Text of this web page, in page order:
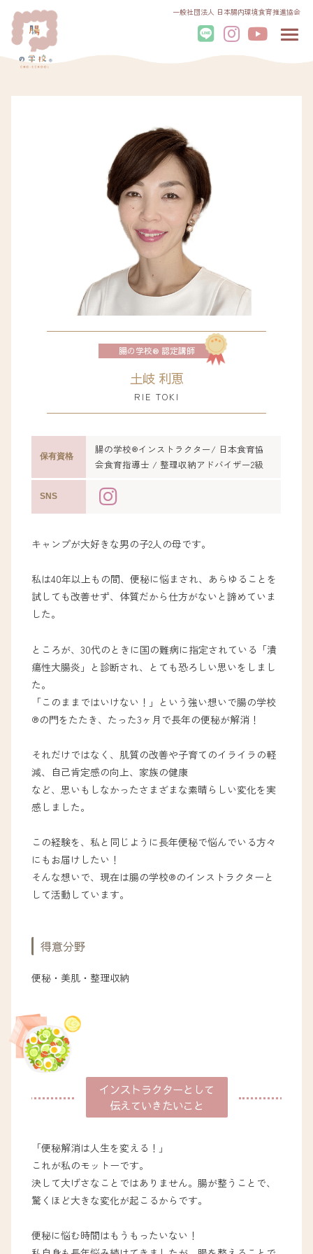
一般社団法人 日本腸内環境食育推進協会
土岐 利恵
RIE TOKI
保有資格
腸の学校®︎インストラクター/ 日本食育協
会食育指導士 / 整理収納アドバイザー2級
SNS
キャンプが大好きな男の子2人の母です。
私は40年以上もの間、便秘に悩まされ、あらゆることを
試しても改善せず、体質だから仕方がないと諦めていま
した。
ところが、30代のときに国の難病に指定されている「潰
瘍性大腸炎」と診断され、とても恐ろしい思いをしまし
た。
「このままではいけない！」という強い想いで腸の学校
®の門をたたき、たった3ヶ月で長年の便秘が解消！
それだけではなく、肌質の改善や子育てのイライラの軽
減、自己肯定感の向上、家族の健康
など、思いもしなかったさまざまな素晴らしい変化を実
感しました。
この経験を、私と同じように長年便秘で悩んでいる方々
にもお届けしたい！
そんな想いで、現在は腸の学校®のインストラクターと
して活動しています。
得意分野
便秘・美肌・整理収納
インストラクターとして
伝えていきたいこと
「便秘解消は人生を変える！」
これが私のモットーです。
決して大げさなことではありません。腸が整うことで、
驚くほど大きな変化が起こるからです。
便秘に悩む時間はもうもったいない！